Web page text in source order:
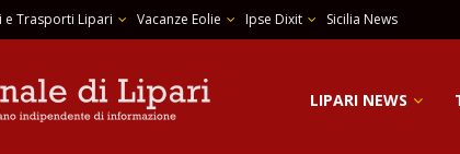
e Trasporti Lipari Vacanze Eolie Ipse Dixit Sicilia News
LIPARI NEWS